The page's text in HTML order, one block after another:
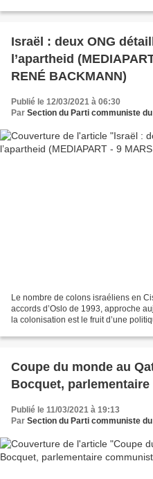
Israël : deux ONG
l’apartheid
RENÉ BACKMANN)
Publié le 12/03/2021 à 06:30
Par Section du Parti communiste
Le nombre de colons israéliens en
accords d’Oslo de 1993, approche
la colonisation est le fruit d’une
Coupe du monde au
Bocquet,
Publié le 11/03/2021 à 19:13
Par Section du Parti communiste